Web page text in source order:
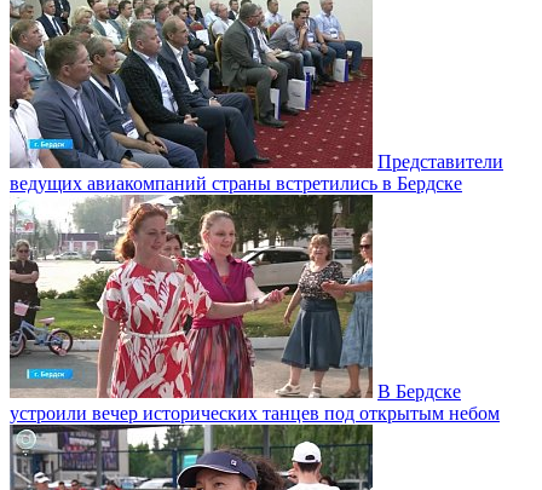
Представители
ведущих авиакомпаний страны встретились в Бердске
В Бердске
устроили вечер исторических танцев под открытым небом